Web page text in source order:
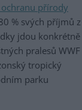
přírody
% svých příjmů z
jdou konkrétně
pralesů WWF
tropický
parku